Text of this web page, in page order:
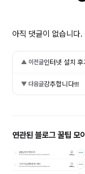
아직 댓글이 없습니다
▲ 이전글인터넷 설치 후
▼ 다음글강추합니다!!!
연관된 블로그 꿀팁 모